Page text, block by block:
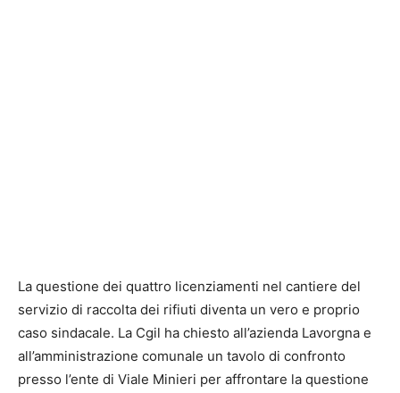
La questione dei quattro licenziamenti nel cantiere del
servizio di raccolta dei rifiuti diventa un vero e proprio
caso sindacale. La Cgil ha chiesto all’azienda Lavorgna e
all’amministrazione comunale un tavolo di confronto
presso l’ente di Viale Minieri per affrontare la questione